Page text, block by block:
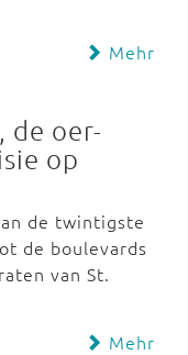
Mehr
de oer-
op
de twintigste
de boulevards
van St.
Mehr